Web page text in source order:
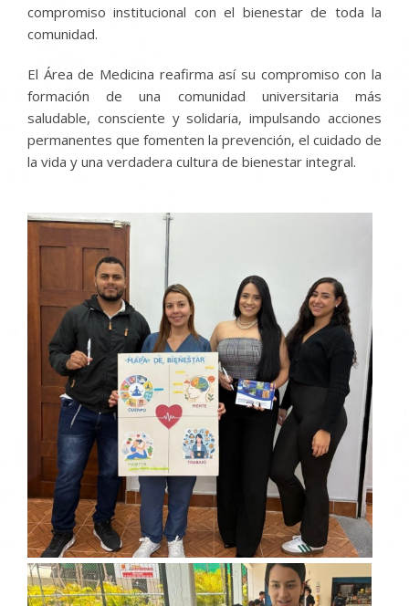
compromiso institucional con el bienestar de toda la
comunidad.
El Área de Medicina reafirma así su compromiso con la
formación de una comunidad universitaria más
saludable, consciente y solidaria, impulsando acciones
permanentes que fomenten la prevención, el cuidado de
la vida y una verdadera cultura de bienestar integral.